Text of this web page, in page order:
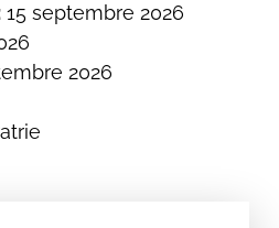
15 septembre 2026
2026